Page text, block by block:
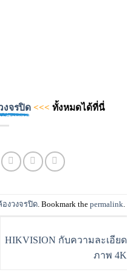
งจรปิด <<< ทั้งหมดได้ที่นี่
งวงจรปิด. Bookmark the permalink.
HIKVISION กับความละเอียด
ภาพ 4K